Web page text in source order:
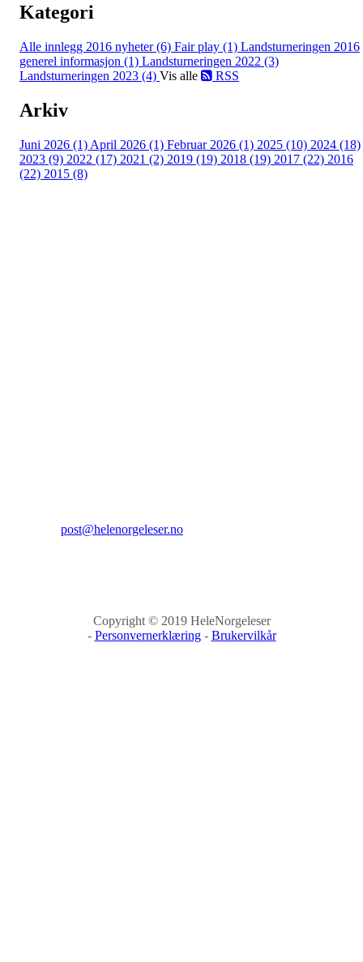
Kategori
Alle innlegg 2016 nyheter (6) Fair play (1) Landsturneringen 2016
generel informasjon (1) Landsturneringen 2022 (3)
Landsturneringen 2023 (4) Vis alle RSS
Arkiv
Juni 2026 (1) April 2026 (1) Februar 2026 (1) 2025 (10) 2024 (18)
2023 (9) 2022 (17) 2021 (2) 2019 (19) 2018 (19) 2017 (22) 2016
(22) 2015 (8)
post@helenorgeleser.no
Copyright © 2019 HeleNorgeleser
- Personvernerklæring- Brukervilkår